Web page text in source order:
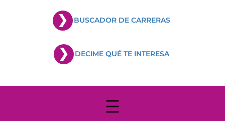
BUSCADOR DE CARRERAS
DECIME QUÉ TE INTERESA